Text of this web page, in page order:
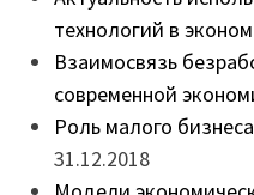
технологий в
Взаимосвязь
современной
Роль малого
31.12.2018